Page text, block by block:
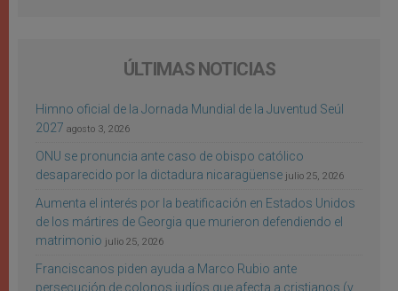
ÚLTIMAS NOTICIAS
Himno oficial de la Jornada Mundial de la Juventud Seúl
2027 agosto 3, 2026
ONU se pronuncia ante caso de obispo católico
desaparecido por la dictadura nicaragüense julio 25, 2026
Aumenta el interés por la beatificación en Estados Unidos
de los mártires de Georgia que murieron defendiendo el
matrimonio julio 25, 2026
Franciscanos piden ayuda a Marco Rubio ante
persecución de colonos judíos que afecta a cristianos (y